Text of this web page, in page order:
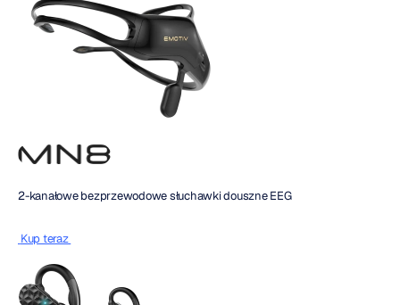
2-kanałowe bezprzewodowe słuchawki douszne EEG
Kup teraz